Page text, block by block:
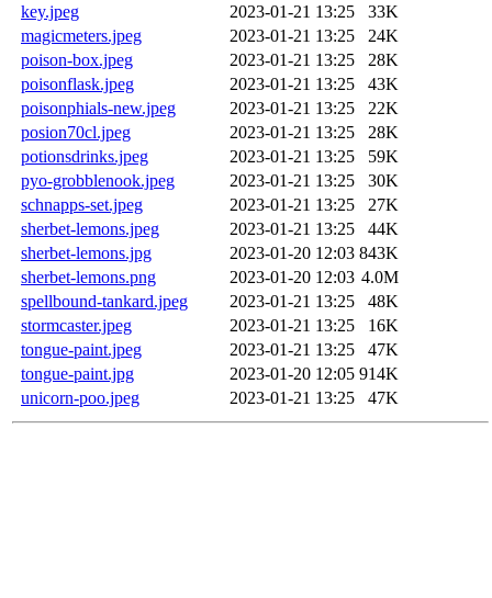
key.jpeg
2023-01-21 13:25
33K
magicmeters.jpeg
2023-01-21 13:25
24K
poison-box.jpeg
2023-01-21 13:25
28K
poisonflask.jpeg
2023-01-21 13:25
43K
poisonphials-new.jpeg
2023-01-21 13:25
22K
posion70cl.jpeg
2023-01-21 13:25
28K
potionsdrinks.jpeg
2023-01-21 13:25
59K
pyo-grobblenook.jpeg
2023-01-21 13:25
30K
schnapps-set.jpeg
2023-01-21 13:25
27K
sherbet-lemons.jpeg
2023-01-21 13:25
44K
sherbet-lemons.jpg
2023-01-20 12:03 843K
sherbet-lemons.png
2023-01-20 12:03 4.0M
spellbound-tankard.jpeg
2023-01-21 13:25
48K
stormcaster.jpeg
2023-01-21 13:25
16K
tongue-paint.jpeg
2023-01-21 13:25
47K
tongue-paint.jpg
2023-01-20 12:05 914K
unicorn-poo.jpeg
2023-01-21 13:25 47K